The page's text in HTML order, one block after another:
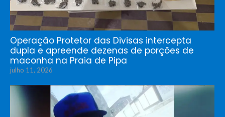
Operação Protetor das Divisas intercepta
dupla e apreende dezenas de porções de
maconha na Praia de Pipa
julho 11, 2026